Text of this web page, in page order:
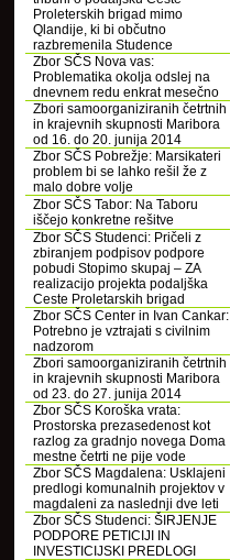
Proleterskih brigad mimo
Qlandije, ki bi občutno
razbremenila Studence
Zbor SČS Nova vas:
Problematika okolja odslej na
dnevnem redu enkrat mesečno
Zbori samoorganiziranih četrtnih
in krajevnih skupnosti Maribora
od 16. do 20. junija 2014
Zbor SČS Pobrežje: Marsikateri
problem bi se lahko rešil že z
malo dobre volje
Zbor SČS Tabor: Na Taboru
iščejo konkretne rešitve
Zbor SČS Studenci: Pričeli z
zbiranjem podpisov podpore
pobudi Stopimo skupaj – ZA
realizacijo projekta podaljška
Ceste Proletarskih brigad
Zbor SČS Center in Ivan Cankar:
Potrebno je vztrajati s civilnim
nadzorom
Zbori samoorganiziranih četrtnih
in krajevnih skupnosti Maribora
od 23. do 27. junija 2014
Zbor SČS Koroška vrata:
Prostorska prezasedenost kot
razlog za gradnjo novega Doma
mestne četrti ne pije vode
Zbor SČS Magdalena: Usklajeni
predlogi komunalnih projektov v
magdaleni za naslednji dve leti
Zbor SČS Studenci: ŠIRJENJE
PODPORE PETICIJI IN
INVESTICIJSKI PREDLOGI